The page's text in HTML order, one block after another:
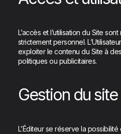
L’accès et l’utilisation du Site
strictement personnel.
exploiter le contenu du Site à
politiques ou publicitaires.
Gestion du site
L’Éditeur se réserve la possibilité